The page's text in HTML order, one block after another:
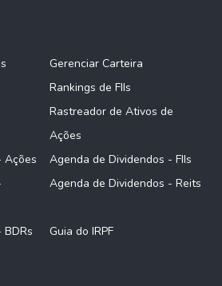
Gerenciar Carteira
Rankings de FIIs
Rastreador de Ativos de
Ações
Ações
Agenda de Dividendos - FIIs
Agenda de Dividendos - Reits
Guia do IRPF